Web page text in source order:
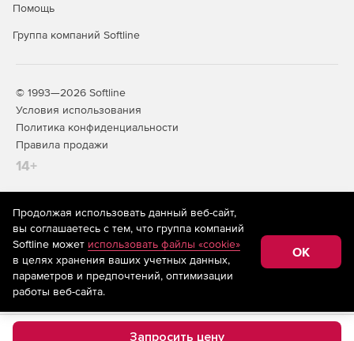
Запросить цену
Помощь
Группа компаний Softline
© 1993—2026 Softline
Условия использования
Политика конфиденциальности
Правила продажи
14+
На информационном ресурсе store.softline.ru применяются
рекомендательные технологии(информационные технологии
предоставления информации на основе сбора,
систематизации и анализа сведений, относящихся к
предпочтениям пользователей сети «Интернет»,
находящихся на территории Российской Федерации)
Продолжая использовать данный веб-сайт,
вы соглашаетесь с тем, что группа компаний
Softline может использовать файлы «cookie»
в целях хранения ваших учетных данных,
параметров и предпочтений, оптимизации
работы веб-сайта.
OK